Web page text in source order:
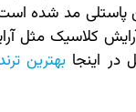
مد شده
آرایش کلاسیک
در اینجابهترین